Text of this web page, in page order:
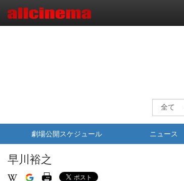
劇場公開スケジュール ニュース
早川裕之